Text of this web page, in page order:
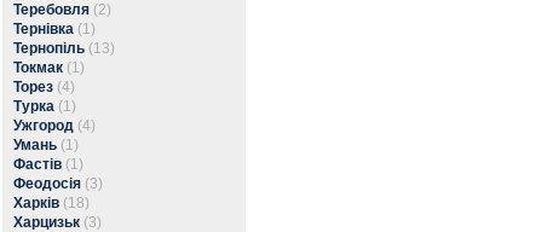
Теребовля (2)
Тернівка (1)
Тернопіль (13)
Токмак (1)
Торез (4)
Турка (1)
Ужгород (4)
Умань (1)
Фастів (1)
Феодосія (3)
Харків (18)
Харцизьк (3)